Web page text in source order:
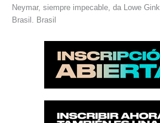
Neymar, siempre impecable, da Lowe
Brasil. Brasil